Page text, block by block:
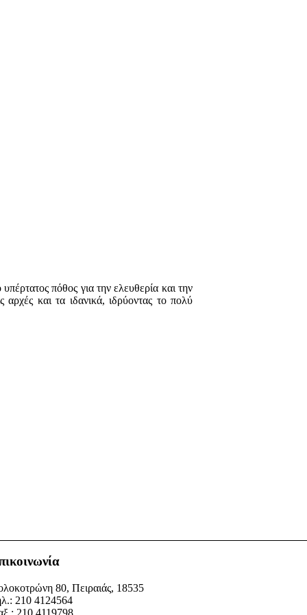
πόθος για την ελευθερία και την
και τα ιδανικά, ιδρύοντας το πολύ
80, Πειραιάς, 18535
210 4124564
210 4119798